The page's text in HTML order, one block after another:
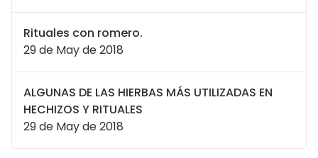
Rituales con romero.
29 de May de 2018
ALGUNAS DE LAS HIERBAS MÁS UTILIZADAS EN
HECHIZOS Y RITUALES
29 de May de 2018